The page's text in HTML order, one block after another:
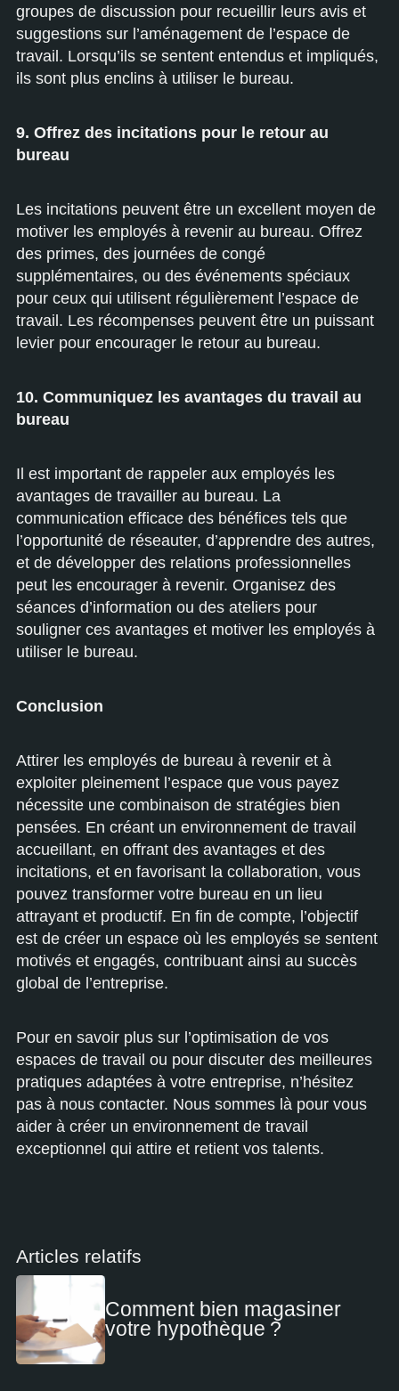
groupes de discussion pour recueillir leurs avis et
suggestions sur l’aménagement de l’espace de
travail. Lorsqu’ils se sentent entendus et impliqués,
ils sont plus enclins à utiliser le bureau.
9. Offrez des incitations pour le retour au
bureau
Les incitations peuvent être un excellent moyen de
motiver les employés à revenir au bureau. Offrez
des primes, des journées de congé
supplémentaires, ou des événements spéciaux
pour ceux qui utilisent régulièrement l’espace de
travail. Les récompenses peuvent être un puissant
levier pour encourager le retour au bureau.
10. Communiquez les avantages du travail au
bureau
Il est important de rappeler aux employés les
avantages de travailler au bureau. La
communication efficace des bénéfices tels que
l’opportunité de réseauter, d’apprendre des autres,
et de développer des relations professionnelles
peut les encourager à revenir. Organisez des
séances d’information ou des ateliers pour
souligner ces avantages et motiver les employés à
utiliser le bureau.
Conclusion
Attirer les employés de bureau à revenir et à
exploiter pleinement l’espace que vous payez
nécessite une combinaison de stratégies bien
pensées. En créant un environnement de travail
accueillant, en offrant des avantages et des
incitations, et en favorisant la collaboration, vous
pouvez transformer votre bureau en un lieu
attrayant et productif. En fin de compte, l’objectif
est de créer un espace où les employés se sentent
motivés et engagés, contribuant ainsi au succès
global de l’entreprise.
Pour en savoir plus sur l’optimisation de vos
espaces de travail ou pour discuter des meilleures
pratiques adaptées à votre entreprise, n’hésitez
pas à nous contacter. Nous sommes là pour vous
aider à créer un environnement de travail
exceptionnel qui attire et retient vos talents.
Articles relatifs
Comment bien magasiner
votre hypothèque ?